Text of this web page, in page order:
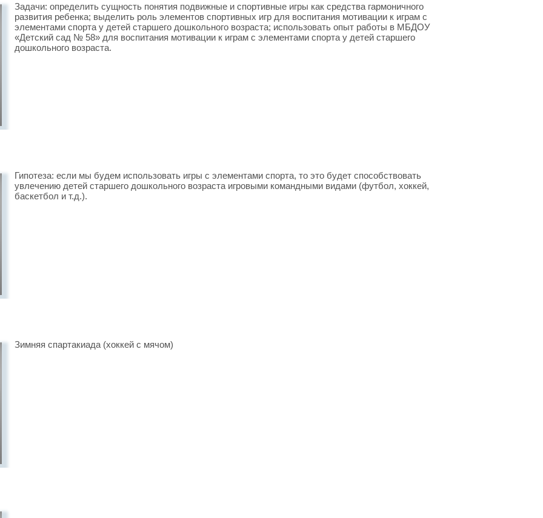
Задачи: определить сущность понятия подвижные и спортивные игры как средства гармоничного
развития ребенка; выделить роль элементов спортивных игр для воспитания мотивации к играм с
элементами спорта у детей старшего дошкольного возраста; использовать опыт работы в МБДОУ
«Детский сад № 58» для воспитания мотивации к играм с элементами спорта у детей старшего
дошкольного возраста.
Гипотеза: если мы будем использовать игры с элементами спорта, то это будет способствовать
увлечению детей старшего дошкольного возраста игровыми командными видами (футбол, хоккей,
баскетбол и т.д.).
Зимняя спартакиада (хоккей с мячом)